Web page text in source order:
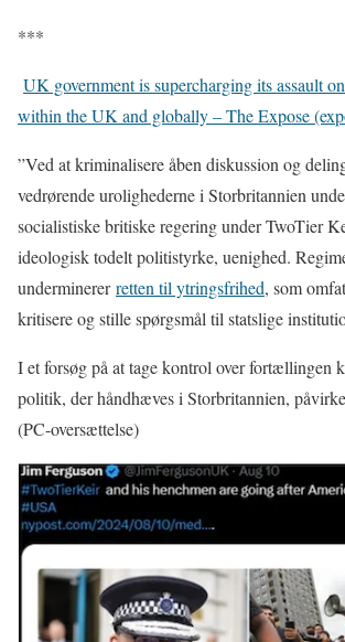
***
UK government is supercharging its assault
within the UK and globally – The Expose
”Ved at kriminalisere åben diskussion og
vedrørende urolighederne i Storbritannien
socialistiske britiske regering under TwoTier
ideologisk todelt politistyrke, uenighed.
underminererretten til ytringsfrihed, som
kritisere og stille spørgsmål til statslige
I et forsøg på at tage kontrol over fortællingen
politik, der håndhæves i Storbritannien,
(PC-oversættelse)